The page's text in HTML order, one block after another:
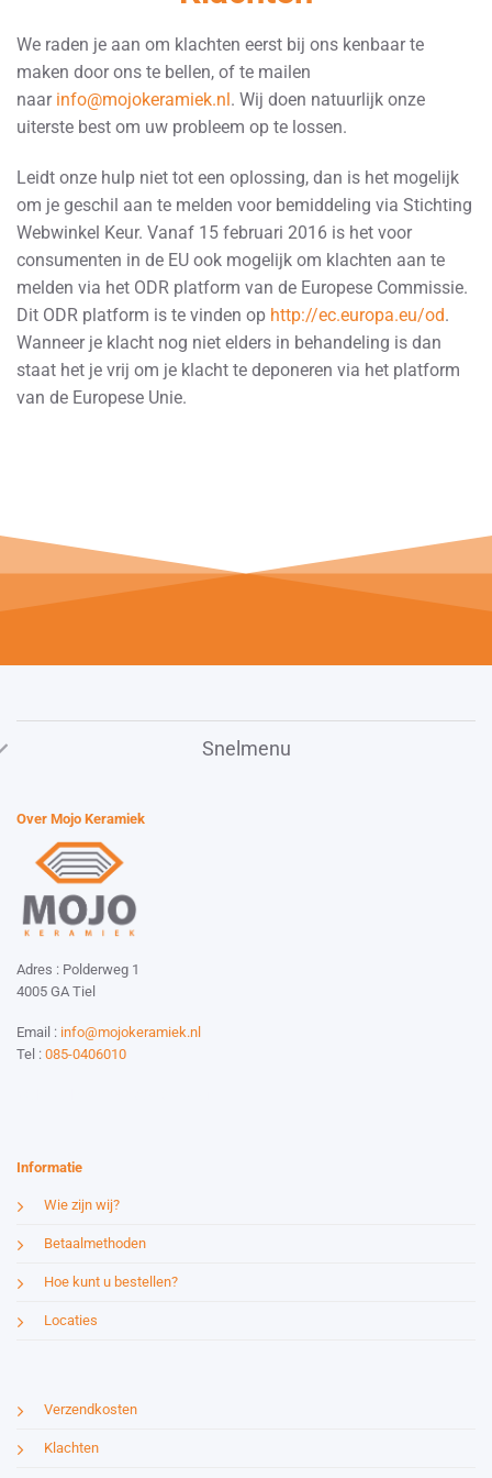
We raden je aan om klachten eerst bij ons kenbaar te
maken door ons te bellen, of te mailen
naar info@mojokeramiek.nl . Wij doen natuurlijk onze
uiterste best om uw probleem op te lossen.
Leidt onze hulp niet tot een oplossing, dan is het mogelijk
om je geschil aan te melden voor bemiddeling via Stichting
Webwinkel Keur. Vanaf 15 februari 2016 is het voor
consumenten in de EU ook mogelijk om klachten aan te
melden via het ODR platform van de Europese Commissie.
Dit ODR platform is te vinden op http://ec.europa.eu/od.
Wanneer je klacht nog niet elders in behandeling is dan
staat het je vrij om je klacht te deponeren via het platform
van de Europese Unie.
Snelmenu
Over Mojo Keramiek
Adres : Polderweg 1
4005 GA Tiel
Email : info@mojokeramiek.nl
Tel : 085-0406010
Informatie
Wie zijn wij?
Betaalmethoden
Hoe kunt u bestellen?
Locaties
Verzendkosten
Klachten